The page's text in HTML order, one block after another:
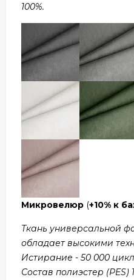
100%.
Микровелюр (+10% к
Ткань универсальной
обладает высокими
Истирание - 50 000
Состав полиэстер (PES)